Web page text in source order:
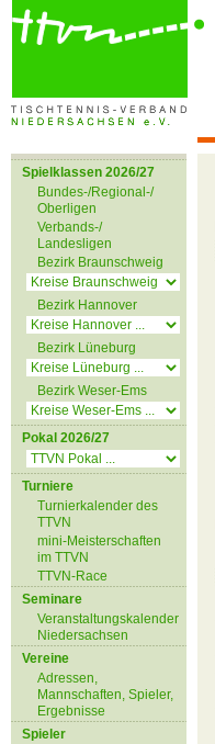
Spielklassen 2026/27
Bundes-/Regional-/
Oberligen
Verbands-/
Landesligen
Bezirk Braunschweig
Bezirk Hannover
Bezirk Lüneburg
Bezirk Weser-Ems
Pokal 2026/27
Turniere
Turnierkalender des
TTVN
mini-Meisterschaften
im TTVN
TTVN-Race
Seminare
Veranstaltungskalender
Niedersachsen
Vereine
Adressen,
Mannschaften, Spieler,
Ergebnisse
Spieler